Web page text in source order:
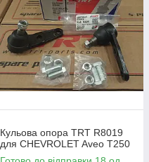
Кульова опора TRT R8019
для CHEVROLET Aveo T250